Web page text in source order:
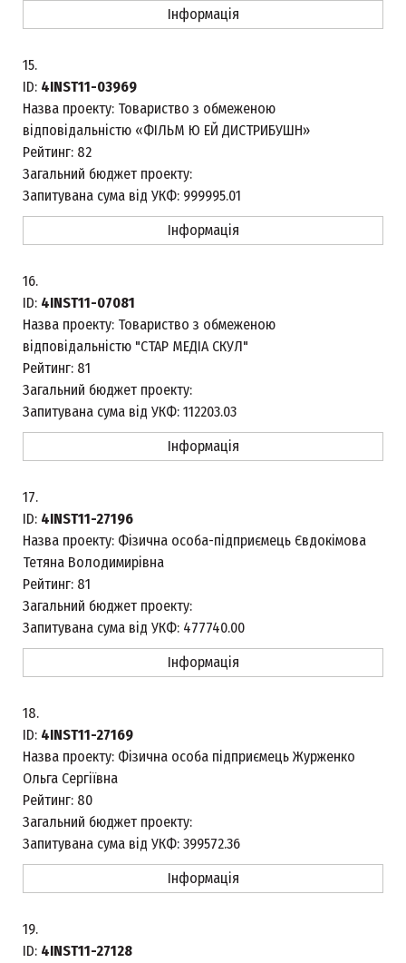
Інформація
15.
ID: 4INST11-03969
Назва проекту: Товариство з обмеженою
відповідальністю «ФІЛЬМ Ю ЕЙ ДИСТРИБУШН»
Рейтинг: 82
Загальний бюджет проекту:
Запитувана сума від УКФ: 999995.01
Інформація
16.
ID: 4INST11-07081
Назва проекту: Товариство з обмеженою
відповідальністю "СТАР МЕДІА СКУЛ"
Рейтинг: 81
Загальний бюджет проекту:
Запитувана сума від УКФ: 112203.03
Інформація
17.
ID: 4INST11-27196
Назва проекту: Фізична особа-підприємець Євдокімова
Тетяна Володимирівна
Рейтинг: 81
Загальний бюджет проекту:
Запитувана сума від УКФ: 477740.00
Інформація
18.
ID: 4INST11-27169
Назва проекту: Фізична особа підприємець Журженко
Ольга Сергіївна
Рейтинг: 80
Загальний бюджет проекту:
Запитувана сума від УКФ: 399572.36
Інформація
19.
ID: 4INST11-27128